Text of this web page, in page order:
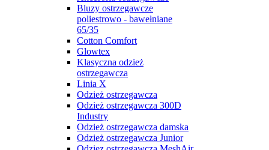
Bluzy ostrzegawcze
poliestrowo - bawełniane
65/35
Cotton Comfort
Glowtex
Klasyczna odzież
ostrzegawcza
Linia X
Odzież ostrzegawcza
Odzież ostrzegawcza 300D
Industry
Odzież ostrzegawcza damska
Odzież ostrzegawcza Junior